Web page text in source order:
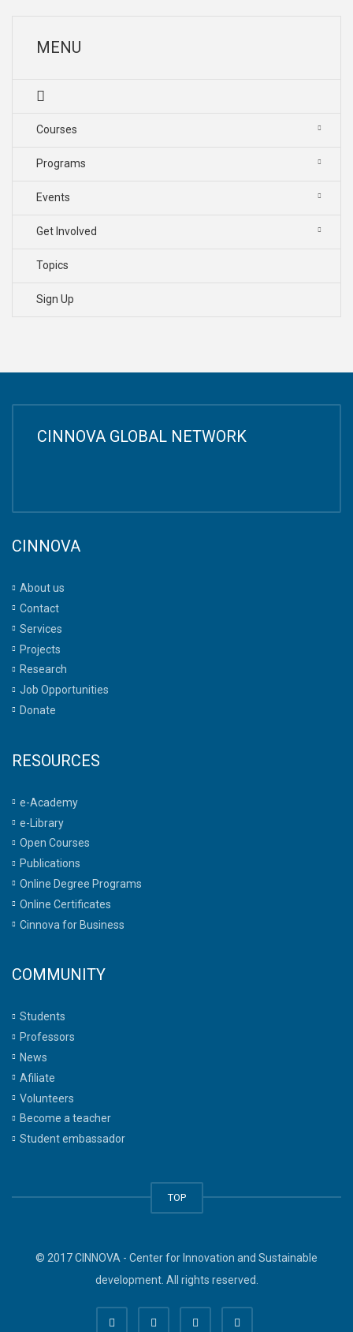
MENU
Courses
Programs
Events
Get Involved
Topics
Sign Up
CINNOVA GLOBAL NETWORK
CINNOVA
About us
Contact
Services
Projects
Research
Job Opportunities
Donate
RESOURCES
e-Academy
e-Library
Open Courses
Publications
Online Degree Programs
Online Certificates
Cinnova for Business
COMMUNITY
Students
Professors
News
Afiliate
Volunteers
Become a teacher
Student embassador
TOP
© 2017 CINNOVA - Center for Innovation and Sustainable
development. All rights reserved.